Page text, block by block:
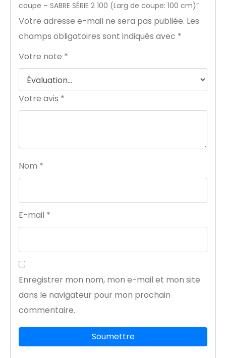
coupe – SABRE SÉRIE 2 100 (Larg de coupe: 100 cm)”
Votre adresse e-mail ne sera pas publiée. Les
champs obligatoires sont indiqués avec *
Votre note *
Votre avis *
Nom *
E-mail *
Enregistrer mon nom, mon e-mail et mon site
dans le navigateur pour mon prochain
commentaire.